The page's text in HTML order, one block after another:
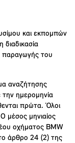
και εκπομπών
παραγωγής του
αναζήτησης
ημερομηνία
πρώτα. Όλοι
μέσος μηνιαίος
οχήματος BMW
άρθρο 24 (2) της